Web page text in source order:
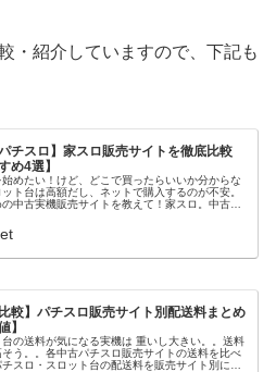
・紹介していますので、下記も
パチスロ】家スロ販売サイトを徹底比較
め4選】
めたい！けど、どこで買ったらいいか分からな
ト台は高額だし、ネットで購入するのが不安。
中古実機販売サイトを教えて！家スロ。中古の
初めにやるべきこと。それ...
比較】パチスロ販売サイト別配送料まとめ
】
台の送料が気になる実機は 重いし大きい。。送料
う。。各中古パチスロ販売サイトの送料を比べ
スロ・スロット台の配送料を販売サイト別にま